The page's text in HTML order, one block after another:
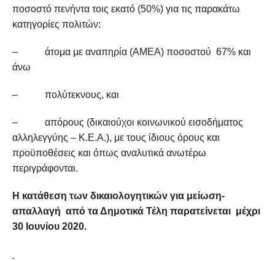
ποσοστό πενήντα τοις εκατό (50%) για τις παρακάτω
κατηγορίες πολιτών:
– άτομα με αναπηρία (ΑΜΕΑ) ποσοστού 67% και
άνω
– πολύτεκνους, και
– απόρους (δικαιούχοι κοινωνικού εισοδήματος
αλληλεγγύης – Κ.Ε.Α.), με τους ίδιους όρους και
προϋποθέσεις και όπως αναλυτικά ανωτέρω
περιγράφονται.
Η κατάθεση των δικαιολογητικών για μείωση-
απαλλαγή από τα Δημοτικά Τέλη παρατείνεται μέχρι
30 Ιουνίου 2020.